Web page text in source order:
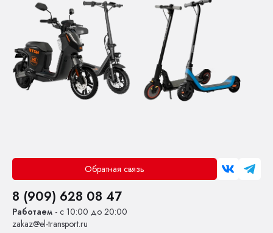
Обратная связь
8 (909) 628 08 47
Работаем - с 10:00 до 20:00
zakaz@el-transport.ru